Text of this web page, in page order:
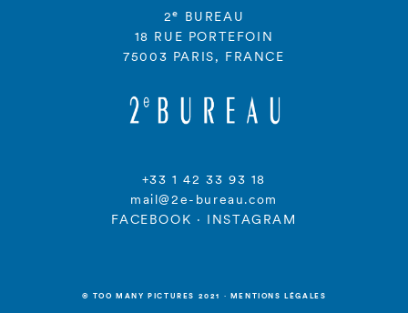
2e
BUREAU
18 RUE PORTEFOIN
75003 PARIS, FRANCE
+33 1 42 33 93 18
mail@2e-bureau.com
FACEBOOK · INSTAGRAM
© TOO MANY PICTURES 2021 · MENTIONS LÉGALES